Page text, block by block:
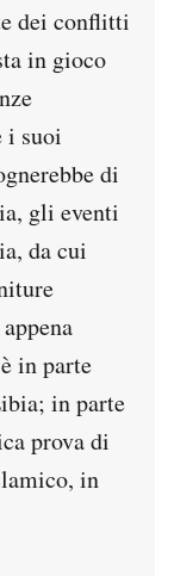
dei conflitti
in gioco
i suoi
di
gli eventi
da cui
in parte
in parte
prova di
in